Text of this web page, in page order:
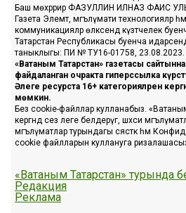
Баш мөхәррир ФАЗУЛЛИН ИЛНАЗ ФАИС
Газета Элемтә, мәгълүмати технологияләр
коммуникацияләр өлкәсендә күзәтчелек
Татарстан Республикасы буенча идарәсендә
таныклыгы: ПИ № ТУ16-01758, 23.08.2023.
«Ватаным Татарстан» газетасы
файдаланган очракта гиперссылка
Әлеге ресурста 16+ категорияләренә
мөмкин.
Без cookie-файллар кулланабыз.
кергәндә сез әлеге белдерүгә, шәхси
мәгълүматлар турындагы сәясәткә һәм
cookie файлларын куллануга
«Ватаным Татарстан» турында
Редакция
Реклама